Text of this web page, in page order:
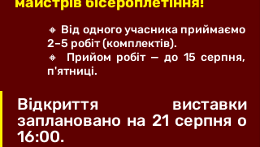
🔸 Від одного учасника приймаємо
2–5 робіт (комплектів).
🔸 Прийом робіт — до 15 серпня,
п'ятниці.
Відкриття виставки
заплановано на 21 серпня о
16:00.